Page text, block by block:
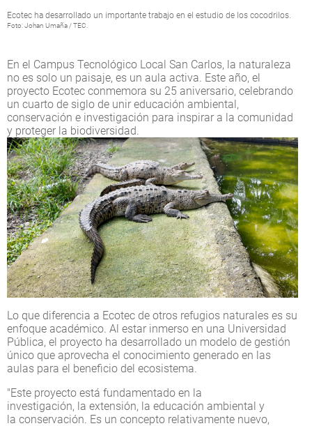
Ecotec ha desarrollado un importante trabajo en el estudio de los cocodrilos.
Foto: Johan Umaña / TEC.
En el Campus Tecnológico Local San Carlos, la naturaleza
no es solo un paisaje, es un aula activa. Este año, el
proyecto Ecotec conmemora su 25 aniversario, celebrando
un cuarto de siglo de unir educación ambiental,
conservación e investigación para inspirar a la comunidad
y proteger la biodiversidad.
Lo que diferencia a Ecotec de otros refugios naturales es su
enfoque académico. Al estar inmerso en una Universidad
Pública, el proyecto ha desarrollado un modelo de gestión
único que aprovecha el conocimiento generado en las
aulas para el beneficio del ecosistema.
"Este proyecto está fundamentado en la
investigación, la extensión, la educación ambiental y
la conservación. Es un concepto relativamente nuevo,